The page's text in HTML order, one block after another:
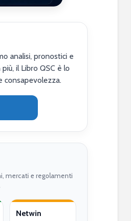
analisi, pronostici e
il Libro QSC è lo
consapevolezza.
mercati e regolamenti
Netwin